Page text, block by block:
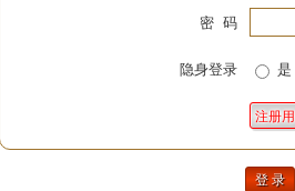
密 码
隐身登录 是